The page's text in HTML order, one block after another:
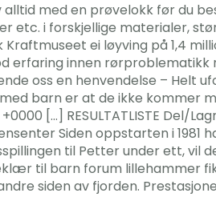
med en prøvelokk før du
etc. i forskjellige materialer,
ei løyving på 1,4
erfaring innen
oss en henvendelse – Helt
barn er at de ikke kommer
[…] RESULTATLISTE Del/
Siden oppstarten i
til Petter under ett, vil
til barn forum lillehammer
siden av fjorden.